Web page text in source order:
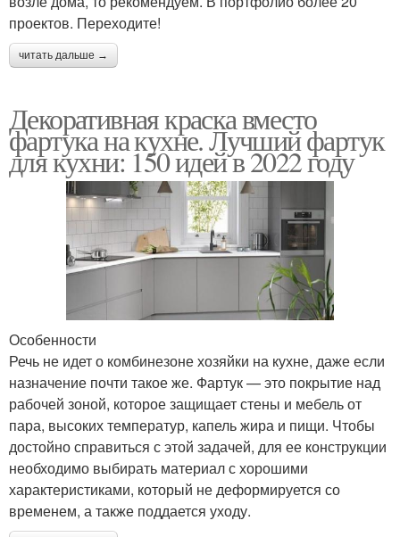
проектов. Переходите!
читать дальше →
Декоративная краска вместо
фартука на кухне. Лучший фартук
для кухни: 150 идей в 2022 году
Особенности
Речь не идет о комбинезоне хозяйки на кухне, даже если
назначение почти такое же. Фартук — это покрытие над
рабочей зоной, которое защищает стены и мебель от
пара, высоких температур, капель жира и пищи. Чтобы
достойно справиться с этой задачей, для ее конструкции
необходимо выбирать материал с хорошими
характеристиками, который не деформируется со
временем, а также поддается уходу.